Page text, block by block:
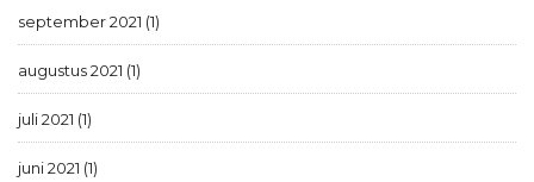
september 2021 (1)
augustus 2021 (1)
juli 2021 (1)
juni 2021 (1)